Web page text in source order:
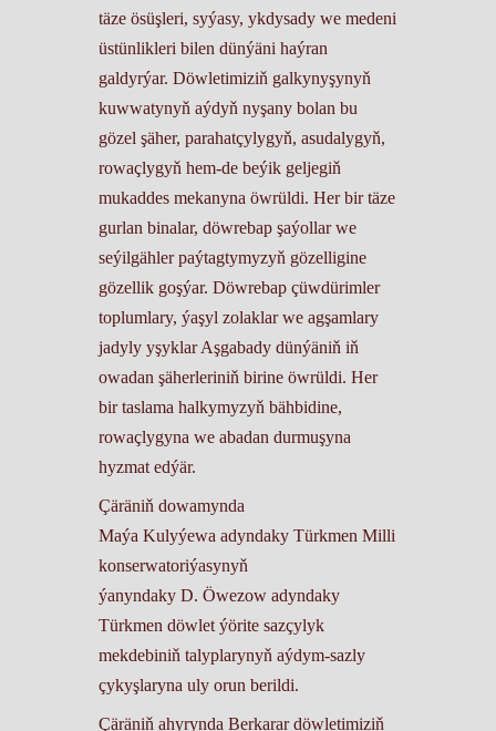
täze ösüşleri, syýasy, ykdysady we medeni
üstünlikleri bilen dünýäni haýran
galdyrýar. Döwletimiziň galkynyşynyň
kuwwatynyň aýdyň nyşany bolan bu
gözel şäher, parahatçylygyň, asudalygyň,
rowaçlygyň hem-de beýik geljegiň
mukaddes mekanyna öwrüldi. Her bir täze
gurlan binalar, döwrebap şaýollar we
seýilgähler paýtagtymyzyň gözelligine
gözellik goşýar. Döwrebap çüwdürimler
toplumlary, ýaşyl zolaklar we agşamlary
jadyly yşyklar Aşgabady dünýäniň iň
owadan şäherleriniň birine öwrüldi. Her
bir taslama halkymyzyň bähbidine,
rowaçlygyna we abadan durmuşyna
hyzmat edýär.
Çäräniň dowamynda
Maýa Kulyýewa adyndaky Türkmen Milli
konserwatoriýasynyň
ýanyndaky D. Öwezow adyndaky
Türkmen döwlet ýörite sazçylyk
mekdebiniň talyplarynyň aýdym-sazly
çykyşlaryna uly orun berildi.
Çäräniň ahyrynda Berkarar döwletimiziň